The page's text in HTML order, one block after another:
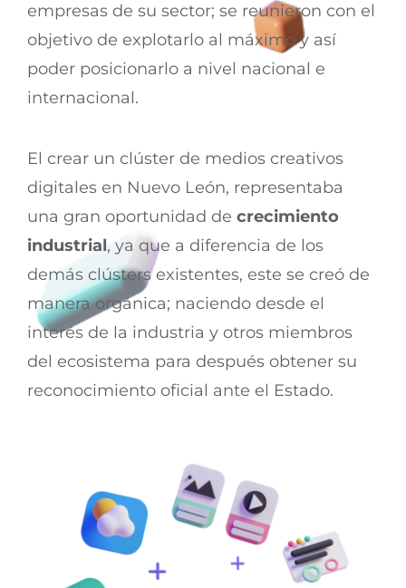
empresas de su sector; se reunieron con el
objetivo de explotarlo al máximo y así
poder posicionarlo a nivel nacional e
internacional.
El crear un clúster de medios creativos
digitales en Nuevo León, representaba
una gran oportunidad de crecimiento
industrial, ya que a diferencia de los
demás clústers existentes, este se creó de
manera orgánica; naciendo desde el
interés de la industria y otros miembros
del ecosistema para después obtener su
reconocimiento oficial ante el Estado.